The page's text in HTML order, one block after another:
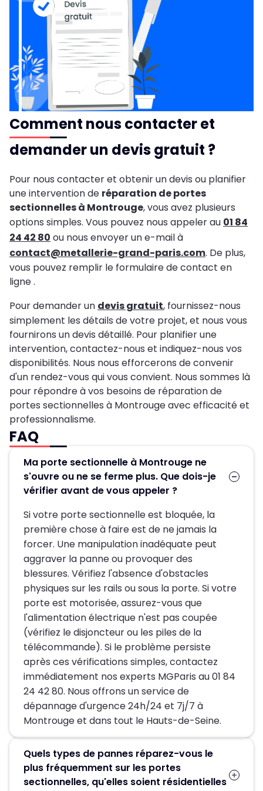
Comment nous contacter et
demander un devis gratuit ?
Pour nous contacter et obtenir un devis ou planifier
une intervention de réparation de portes
sectionnelles à Montrouge, vous avez plusieurs
options simples. Vous pouvez nous appeler au 01 84
24 42 80 ou nous envoyer un e-mail à
contact@metallerie-grand-paris.com. De plus,
vous pouvez remplir le formulaire de contact en
ligne .
Pour demander un devis gratuit, fournissez-nous
simplement les détails de votre projet, et nous vous
fournirons un devis détaillé. Pour planifier une
intervention, contactez-nous et indiquez-nous vos
disponibilités. Nous nous efforcerons de convenir
d'un rendez-vous qui vous convient. Nous sommes là
pour répondre à vos besoins de réparation de
portes sectionnelles à Montrouge avec efficacité et
professionnalisme.
FAQ
Ma porte sectionnelle à Montrouge ne
s'ouvre ou ne se ferme plus. Que dois-je
vérifier avant de vous appeler ?
Si votre porte sectionnelle est bloquée, la
première chose à faire est de ne jamais la
forcer. Une manipulation inadéquate peut
aggraver la panne ou provoquer des
blessures. Vérifiez l'absence d'obstacles
physiques sur les rails ou sous la porte. Si votre
porte est motorisée, assurez-vous que
l'alimentation électrique n'est pas coupée
(vérifiez le disjoncteur ou les piles de la
télécommande). Si le problème persiste
après ces vérifications simples, contactez
immédiatement nos experts MGParis au 01 84
24 42 80. Nous offrons un service de
dépannage d'urgence 24h/24 et 7j/7 à
Montrouge et dans tout le Hauts-de-Seine.
Quels types de pannes réparez-vous le
plus fréquemment sur les portes
sectionnelles, qu'elles soient résidentielles